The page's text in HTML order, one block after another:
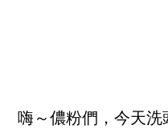
嗨～儂粉們，今天洗